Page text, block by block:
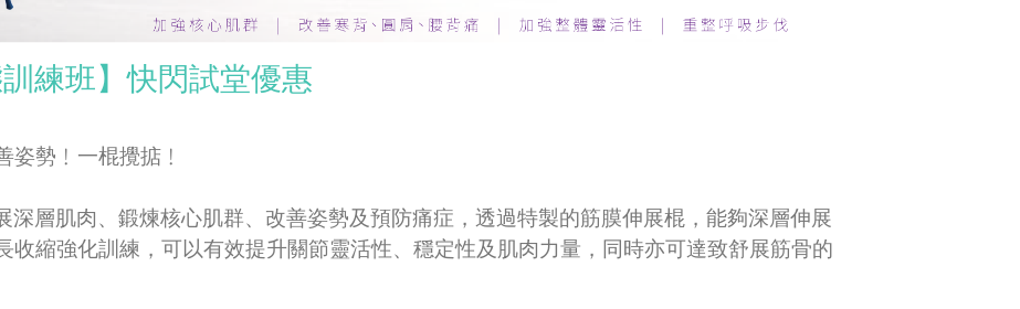
練班】快閃試堂優惠
勢﹗一棍攪掂﹗
深層肌肉、鍛煉核心肌群、改善姿勢及預防痛症，透過特製的筋膜伸展棍，能夠深層伸展
收縮強化訓練，可以有效提升關節靈活性、穩定性及肌肉力量，同時亦可達致舒展筋骨的